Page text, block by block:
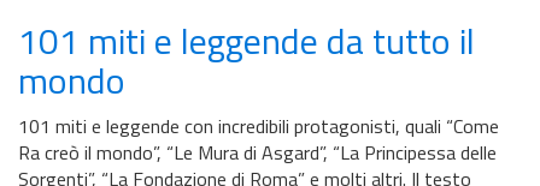
101 miti e leggende da tutto il
mondo
101 miti e leggende con incredibili protagonisti, quali “Come
Ra creò il mondo”, “Le Mura di Asgard”, “La Principessa delle
Sorgenti”, “La Fondazione di Roma” e molti altri. Il testo